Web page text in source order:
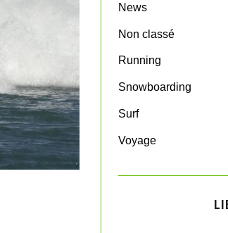
News
Non classé
Running
Snowboarding
Surf
Voyage